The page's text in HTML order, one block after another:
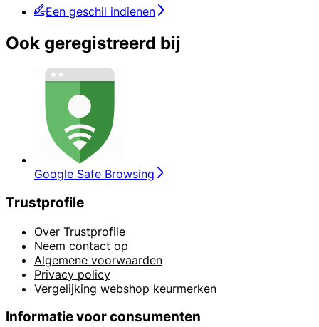
Een geschil indienen
Ook geregistreerd bij
Google Safe Browsing
Trustprofile
Over Trustprofile
Neem contact op
Algemene voorwaarden
Privacy policy
Vergelijking webshop keurmerken
Informatie voor consumenten